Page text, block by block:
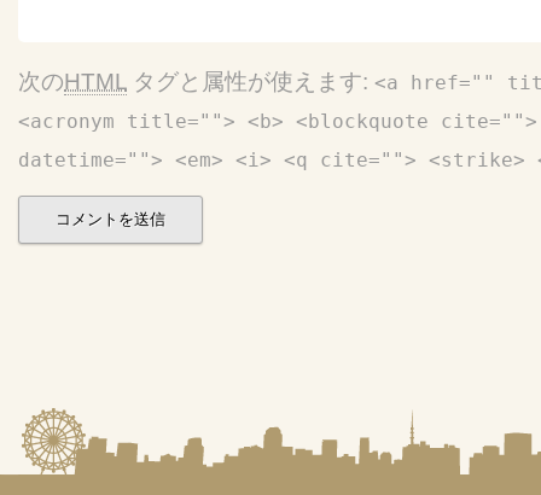
次のHTML タグと属性が使えます: <a href=""
<acronym title=""> <b> <blockquote
datetime=""> <em> <i> <q cite=""> <strike>